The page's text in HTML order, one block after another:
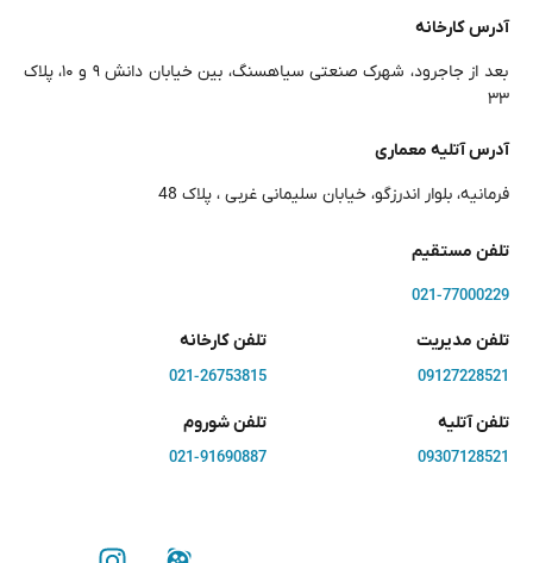
آدرس کارخانه
بعد از جاجرود، شهرک صنعتی سیاهسنگ، بین خیابان دانش ۹ و ۱۰، پلاک
۳۳
آدرس آتلیه معماری
فرمانیه، بلوار اندرزگو، خیابان سلیمانی غربی ، پلاک 48
تلفن مستقیم
021-77000229
تلفن مدیریت
09127228521
تلفن کارخانه
021-26753815
تلفن آتلیه
09307128521
تلفن شوروم
021-91690887